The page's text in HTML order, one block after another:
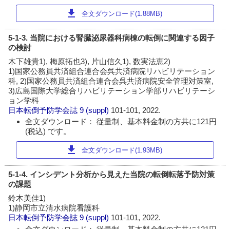
download 全文ダウンロード(1.88MB)
5-1-3. 当院における腎臓泌尿器科病棟の転倒に関連する因子
の検討
木下雄貴1), 梅原拓也3), 片山信久1), 数実法恵2)
1)国家公務員共済組合連合会呉共済病院リハビリテーション
科, 2)国家公務員共済組合連合会呉共済病院安全管理対策室,
3)広島国際大学総合リハビリテーション学部リハビリテーシ
ョン学科
日本転倒予防学会誌 9 (suppl) 101-101, 2022.
全文ダウンロード： 従量制、基本料金制の方共に121円
(税込) です。
download 全文ダウンロード(1.93MB)
5-1-4. インシデント分析から見えた当院の転倒転落予防対策
の課題
鈴木美佳1)
1)静岡市立清水病院看護科
日本転倒予防学会誌 9 (suppl) 101-101, 2022.